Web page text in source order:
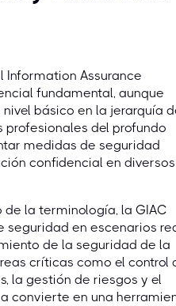
Information Assurance
fundamental, aunque
básico en la jerarquía
profesionales del profundo
medidas de seguridad
confidencial en diversos
la terminología, la GIAC
en escenarios
de la seguridad de la
críticas como el control
la gestión de riesgos y el
convierte en una